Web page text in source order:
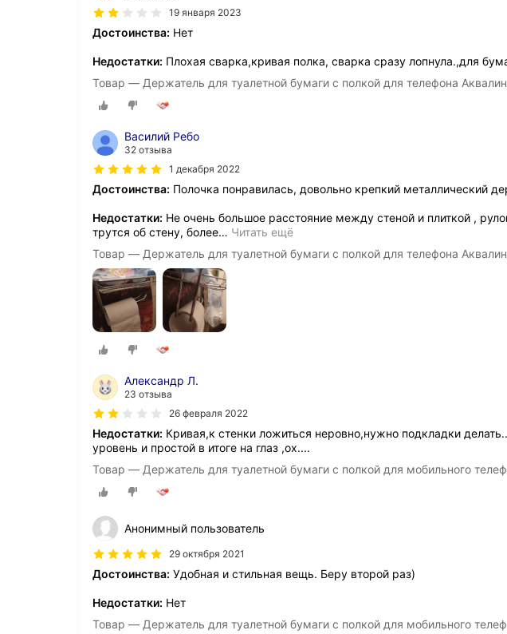
19 января 2023
Достоинства: Нет
Недостатки: Плохая сварка,кривая полка, сварка сразу лопнула.,для
Товар — Держатель для туалетной бумаги с полкой для телефона
Василий Ребо
32 отзыва
1 декабря 2022
Достоинства: Полочка понравилась, довольно крепкий металлический
Недостатки: Не очень большое расстояние между стеной и плиткой ,
трутся об стену, более… Читать ещё
Товар — Держатель для туалетной бумаги с полкой для телефона
Александр Л.
23 отзыва
26 февраля 2022
Недостатки: Кривая,к стенки ложиться неровно,нужно подкладки
уровень и простой в итоге на глаз ,ох....
Товар — Держатель для туалетной бумаги с полкой для мобильного
Анонимный пользователь
29 октября 2021
Достоинства: Удобная и стильная вещь. Беру второй раз)
Недостатки: Нет
Товар — Держатель для туалетной бумаги с полкой для мобильного